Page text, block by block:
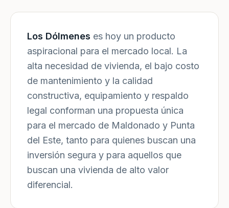
Los Dólmenes es hoy un producto
aspiracional para el mercado local. La
alta necesidad de vivienda, el bajo costo
de mantenimiento y la calidad
constructiva, equipamiento y respaldo
legal conforman una propuesta única
para el mercado de Maldonado y Punta
del Este, tanto para quienes buscan una
inversión segura y para aquellos que
buscan una vivienda de alto valor
diferencial.